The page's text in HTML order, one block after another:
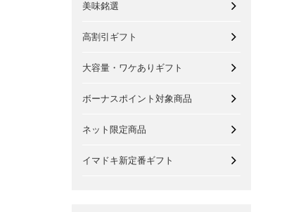
美味銘選
高割引ギフト
大容量・ワケありギフト
ボーナスポイント対象商品
ネット限定商品
イマドキ新定番ギフト